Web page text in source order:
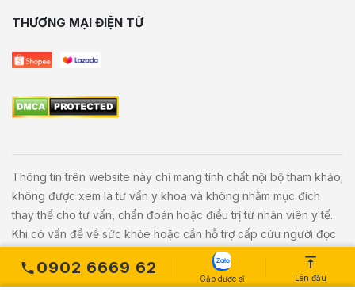
0902 6669 62
Gặp dược sĩ Lên đầu
THƯƠNG MẠI ĐIỆN TỬ
Thông tin trên website này chỉ mang tính chất nội bộ tham khảo;
không được xem là tư vấn y khoa và không nhằm mục đích
thay thế cho tư vấn, chẩn đoán hoặc điều trị từ nhân viên y tế.
Khi có vấn đề về sức khỏe hoặc cần hỗ trợ cấp cứu người đọc
cần liên hệ bác sĩ và cơ sở y tế gần nhất.
Copyright © 2020Vivita.vnAll Rights Reserved. Powered byL